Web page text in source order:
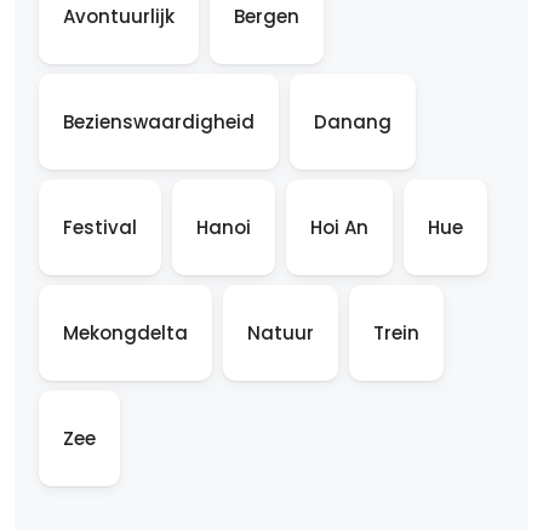
Avontuurlijk Bergen
Bezienswaardigheid Danang
Festival Hanoi Hoi An Hue
Mekongdelta Natuur Trein
Zee